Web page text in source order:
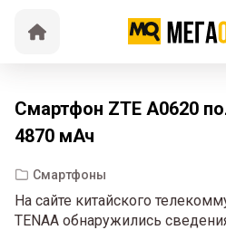
Смартфон ZTE A0620
4870 мАч
Смартфоны
На сайте китайского
TENAA обнаружились